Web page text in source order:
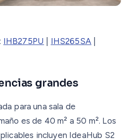
IHB275PU IHS265SA
grandes
para una sala de
es de 40 m² a 50 m². Los
incluyen IdeaHub S2